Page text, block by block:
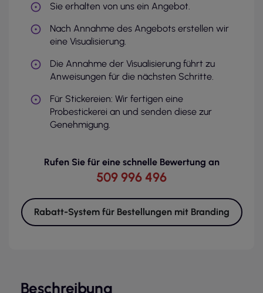
Sie erhalten von uns ein Angebot.
Nach Annahme des Angebots erstellen wir
eine Visualisierung.
Die Annahme der Visualisierung führt zu
Anweisungen für die nächsten Schritte.
Für Stickereien: Wir fertigen eine
Probestickerei an und senden diese zur
Genehmigung.
Rufen Sie für eine schnelle Bewertung an
509 996 496
Rabatt-System für Bestellungen mit Branding
Beschreibung